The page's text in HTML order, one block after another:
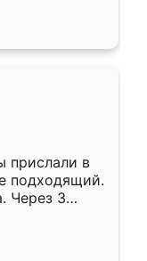
прислали в
подходящий.
Через 3
Остались